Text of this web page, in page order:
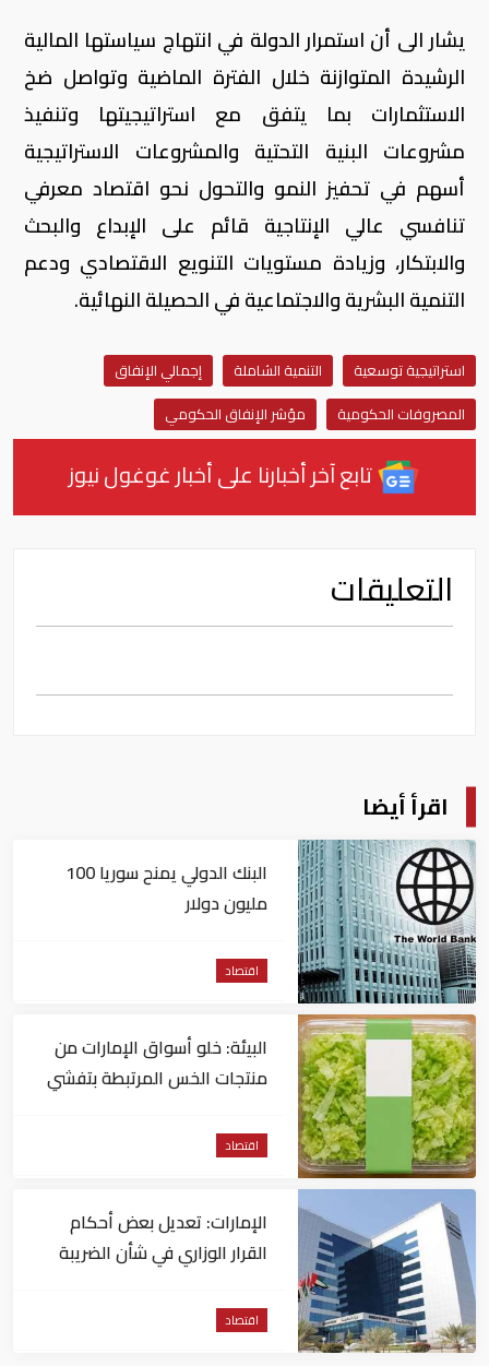
يشار الى أن استمرار الدولة في انتهاج سياستها المالية
الرشيدة المتوازنة خلال الفترة الماضية وتواصل ضخ
الاستثمارات بما يتفق مع استراتيجيتها وتنفيذ
مشروعات البنية التحتية والمشروعات الاستراتيجية
أسهم في تحفيز النمو والتحول نحو اقتصاد معرفي
تنافسي عالي الإنتاجية قائم على الإبداع والبحث
والابتكار، وزيادة مستويات التنويع الاقتصادي ودعم
التنمية البشرية والاجتماعية في الحصيلة النهائية.
استراتيجية توسعية التنمية الشاملة
إجمالي الإنفاق
المصروفات الحكومية
مؤشر الإنفاق الحكومي
تابع آخر أخبارنا على أخبار غوغول نيوز
التعليقات
اقرأ أيضا
البنك الدولي يمنح سوريا 100
مليون دولار
اقتصاد
البيئة: خلو أسواق الإمارات من
منتجات الخس المرتبطة بتفشي
اقتصاد
الإمارات: تعديل بعض أحكام
القرار الوزاري في شأن الضريبة
اقتصاد